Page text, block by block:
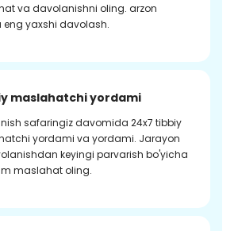
va davolanishni oling. arzon
eng yaxshi davolash.
maslahatchi yordami
safaringiz davomida 24x7 tibbiy
yordami va yordami. Jarayon
keyingi parvarish bo'yicha
maslahat oling.